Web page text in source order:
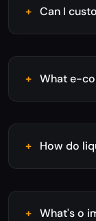
Can I
What e-
How do
What's o